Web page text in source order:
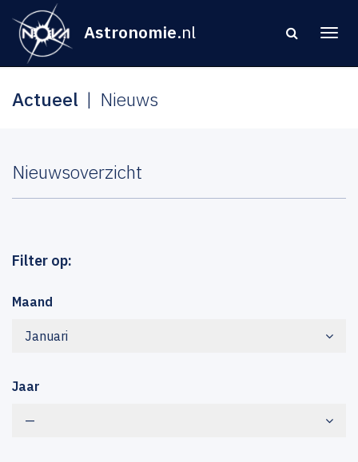
Astronomie.nl
Actueel Nieuws
Nieuwsoverzicht
Filter op:
Maand
Januari
Jaar
—